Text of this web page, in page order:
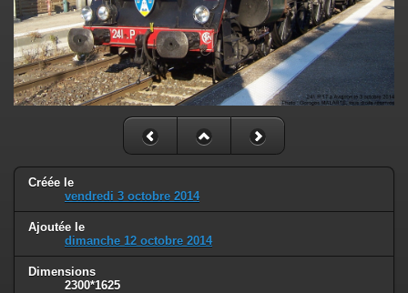
Créée le
vendredi 3 octobre 2014
Ajoutée le
dimanche 12 octobre 2014
Dimensions
2300*1625